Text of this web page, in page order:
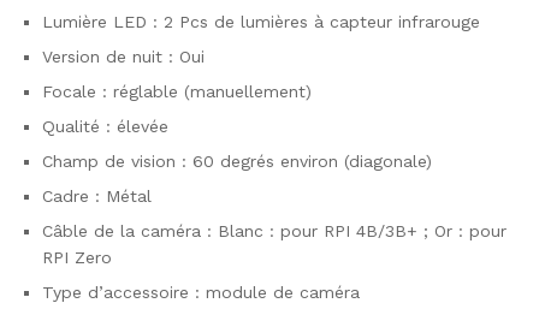
Lumière LED : 2 Pcs de lumières à capteur infrarouge
Version de nuit : Oui
Focale : réglable (manuellement)
Qualité : élevée
Champ de vision : 60 degrés environ (diagonale)
Cadre : Métal
Câble de la caméra : Blanc : pour RPI 4B/3B+ ; Or : pour
RPI Zero
Type d’accessoire : module de caméra